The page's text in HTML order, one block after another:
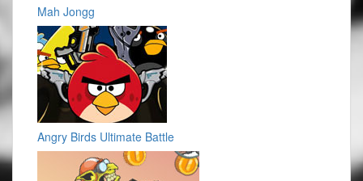
Mah Jongg
Angry Birds Ultimate Battle